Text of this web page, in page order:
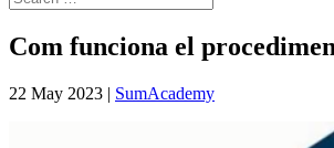
Com funciona el
22 May 2023 | SumAcademy